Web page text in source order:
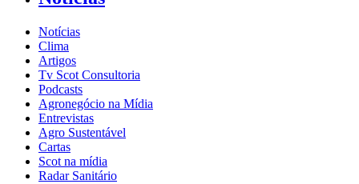
Notícias
Clima
Artigos
Tv Scot Consultoria
Podcasts
Agronegócio na Mídia
Entrevistas
Agro Sustentável
Cartas
Scot na mídia
Radar Sanitário